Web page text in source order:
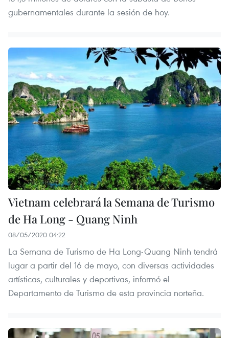
gubernamentales durante la sesión de hoy.
Vietnam celebrará la Semana de Turismo
de Ha Long - Quang Ninh
08/05/2020 04:22
La Semana de Turismo de Ha Long-Quang Ninh tendrá
lugar a partir del 16 de mayo, con diversas actividades
artísticas, culturales y deportivas, informó el
Departamento de Turismo de esta provincia norteña.